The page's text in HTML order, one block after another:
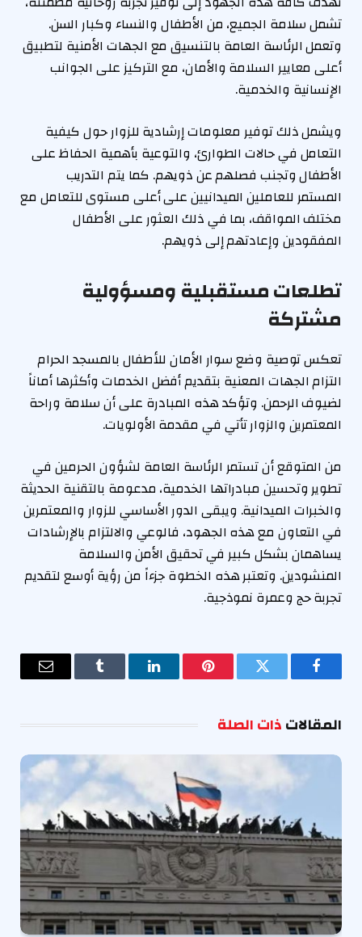
تشمل سلامة الجميع، من الأطفال والنساء وكبار السن.
وتعمل الرئاسة العامة بالتنسيق مع الجهات الأمنية لتطبيق
أعلى معايير السلامة والأمان، مع التركيز على الجوانب
الإنسانية والخدمية.
ويشمل ذلك توفير معلومات إرشادية للزوار حول كيفية
التعامل في حالات الطوارئ، والتوعية بأهمية الحفاظ على
الأطفال وتجنب فصلهم عن ذويهم. كما يتم التدريب
المستمر للعاملين الميدانيين على أعلى مستوى للتعامل مع
مختلف المواقف، بما في ذلك العثور على الأطفال
المفقودين وإعادتهم إلى ذويهم.
تطلعات مستقبلية ومسؤولية
مشتركة
تعكس توصية وضع سوار الأمان للأطفال بالمسجد الحرام
التزام الجهات المعنية بتقديم أفضل الخدمات وأكثرها أماناً
لضيوف الرحمن. وتؤكد هذه المبادرة على أن سلامة وراحة
المعتمرين والزوار تأتي في مقدمة الأولويات.
من المتوقع أن تستمر الرئاسة العامة لشؤون الحرمين في
تطوير وتحسين مبادراتها الخدمية، مدعومة بالتقنية الحديثة
والخبرات الميدانية. ويبقى الدور الأساسي للزوار والمعتمرين
في التعاون مع هذه الجهود، فالوعي والالتزام بالإرشادات
يساهمان بشكل كبير في تحقيق الأمن والسلامة
المنشودين. وتعتبر هذه الخطوة جزءاً من رؤية أوسع لتقديم
تجربة حج وعمرة نموذجية.
فيسبوك تويتر بينتيريستلينكدإن Tumblr
البريد
المقالاتذات الصلة